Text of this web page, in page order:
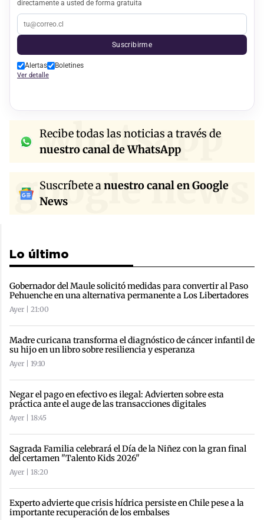
directamente a usted de forma gratuita
Suscribirme
Alertas Boletines
Ver detalle
whatsapp
Recibe todas las noticias a través de
nuestro canal de WhatsApp
google news
Suscríbete anuestro canal en Google
News
Lo último
Gobernador del Maule solicitó medidas para convertir al Paso
Pehuenche en una alternativa permanente a Los Libertadores
Ayer | 21:00
Madre curicana transforma el diagnóstico de cáncer infantil de
su hijo en un libro sobre resiliencia y esperanza
Ayer | 19:10
Negar el pago en efectivo es ilegal: Advierten sobre esta
práctica ante el auge de las transacciones digitales
Ayer | 18:45
Sagrada Familia celebrará el Día de la Niñez con la gran final
del certamen "Talento Kids 2026"
Ayer | 18:20
Experto advierte que crisis hídrica persiste en Chile pese a la
importante recuperación de los embalses